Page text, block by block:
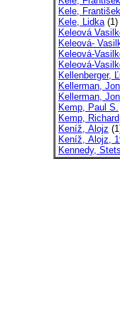
Kele,
Kele, Lidka(1)
Keleová
Keleová-
Keleová-
Keleová-
Kellenberger,
Kellerman,
Kellerman,
Kemp, Paul S.
Kemp, Richard
Keníž, Alojz
Keníž, Alojz,
Kennedy,